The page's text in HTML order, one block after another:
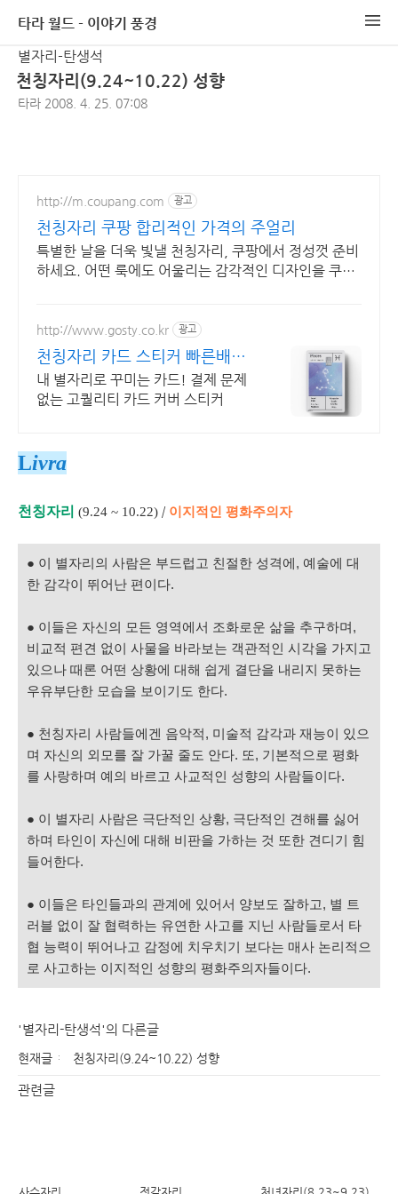
타라 월드 - 이야기 풍경
별자리-탄생석
천칭자리(9.24~10.22) 성향
타라 2008. 4. 25. 07:08
http://m.coupang.com 광고
천칭자리 쿠팡 합리적인 가격의 주얼리
특별한 날을 더욱 빛낼 천칭자리, 쿠팡에서 정성껏 준비
하세요. 어떤 룩에도 어울리는 감각적인 디자인을 쿠팡
http://www.gosty.co.kr 광고
천칭자리 카드 스티커 빠른배송,
예쁜패키지,고급소재
내 별자리로 꾸미는 카드! 결제 문제
없는 고퀄리티 카드 커버 스티커
Livra
천칭자리 (9.24 ~ 10.22) / 이지적인 평화주의자
● 이 별자리의 사람은 부드럽고 친절한 성격에, 예술에 대
한 감각이 뛰어난 편이다.
● 이들은 자신의 모든 영역에서 조화로운 삶을 추구하며,
비교적 편견 없이 사물을 바라보는 객관적인 시각을 가지고
있으나 때론 어떤 상황에 대해 쉽게 결단을 내리지 못하는
우유부단한 모습을 보이기도 한다.
● 천칭자리 사람들에겐 음악적, 미술적 감각과 재능이 있으
며 자신의 외모를 잘 가꿀 줄도 안다. 또, 기본적으로 평화
를 사랑하며 예의 바르고 사교적인 성향의 사람들이다.
● 이 별자리 사람은 극단적인 상황, 극단적인 견해를 싫어
하며 타인이 자신에 대해 비판을 가하는 것 또한 견디기 힘
들어한다.
● 이들은 타인들과의 관계에 있어서 양보도 잘하고, 별 트
러블 없이 잘 협력하는 유연한 사고를 지닌 사람들로서 타
협 능력이 뛰어나고 감정에 치우치기 보다는 매사 논리적으
로 사고하는 이지적인 성향의 평화주의자들이다.
'별자리-탄생석'의 다른글
현재글 천칭자리(9.24~10.22) 성향
관련글